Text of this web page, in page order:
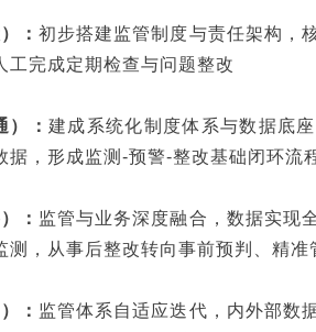
：初步搭建监管制度与责任架构，
工完成定期检查与问题整改
）： 建成系统化制度体系与数据底
据，形成监测-预警-整改基础闭环流
： 监管与业务深度融合，数据实现
测，从事后整改转向事前预判、精准
： 监管体系自适应迭代，内外部数